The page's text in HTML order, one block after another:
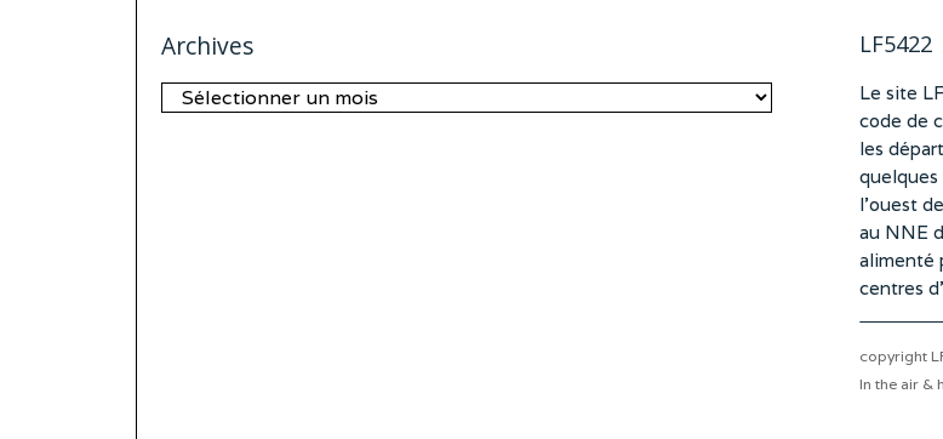
Archives
Archives
LF5422
Le site
code de
les
quelques
l’ouest
au NNE
alimenté
centres
copyright
In the air &